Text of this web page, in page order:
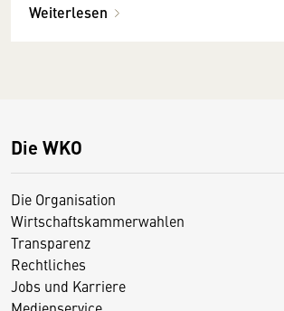
Weiterlesen
Die WKO
Die Organisation
Wirtschaftskammerwahlen
Transparenz
Rechtliches
Jobs und Karriere